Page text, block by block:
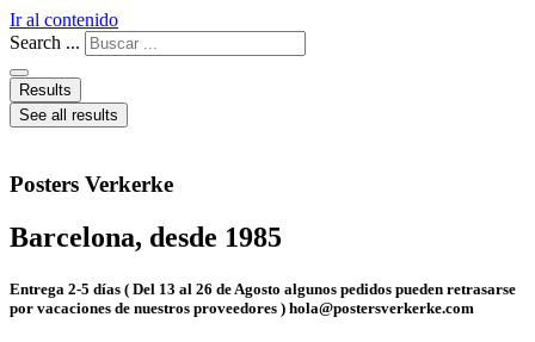
Ir al contenido
Search ...
Results
See all results
Posters Verkerke
Barcelona, desde 1985
Entrega 2-5 días ( Del 13 al 26 de Agosto algunos pedidos pueden retrasarse
por vacaciones de nuestros proveedores ) hola@postersverkerke.com